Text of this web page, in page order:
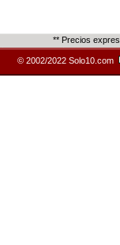
** Precios
© 2002/2022 Solo10.com